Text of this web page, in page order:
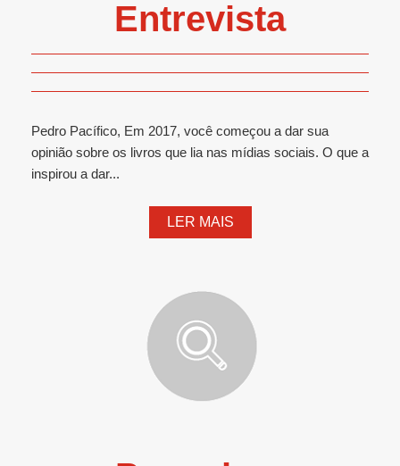
Entrevista
Pedro Pacífico, Em 2017, você começou a dar sua
opinião sobre os livros que lia nas mídias sociais. O que a
inspirou a dar...
LER MAIS